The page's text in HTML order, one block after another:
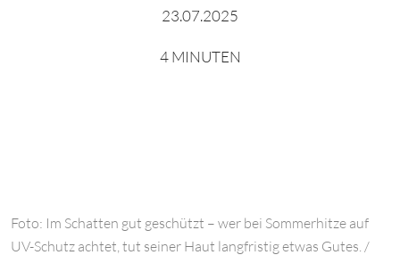
23.07.2025
4 MINUTEN
Foto: Im Schatten gut geschützt – wer bei Sommerhitze auf
UV-Schutz achtet, tut seiner Haut langfristig etwas Gutes. /